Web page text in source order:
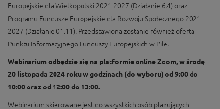
Europejskie dla Wielkopolski 2021-2027 (Działanie 6.4) oraz
Programu Fundusze Europejskie dla Rozwoju Społecznego 2021-
2027 (Działanie 01.11). Przedstawiona zostanie również oferta
Punktu Informacyjnego Funduszy Europejskich w Pile.
Webinarium odbędzie się na platformie online Zoom, w środę
20 listopada 2024 roku w godzinach (do wyboru) od 9:00 do
10:00 oraz od 12:00 do 13:00.
Webinarium skierowane jest do wszystkich osób planujących